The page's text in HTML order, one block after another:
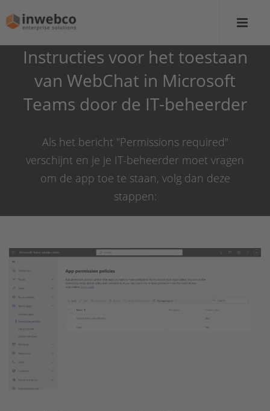
Instructies voor het toestaan
van WebChat in Microsoft
Teams door de IT-beheerder
Als het bericht "Permissions required"
verschijnt en je je IT-beheerder moet vragen
om de app toe te staan, volg dan deze
stappen: